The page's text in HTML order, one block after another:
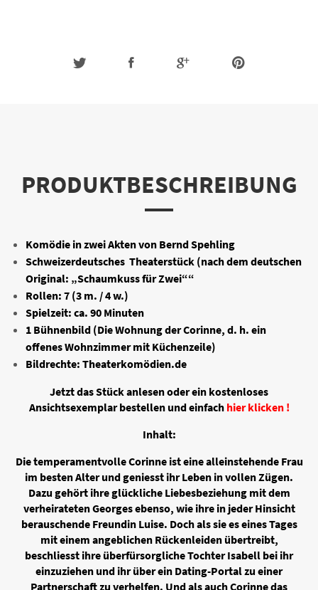
PRODUKTBESCHREIBUNG
Komödie in zwei Akten von Bernd Spehling
Schweizerdeutsches Theaterstück (nach dem deutschen
Original: „Schaumkuss für Zwei““
Rollen: 7 (3 m. / 4 w.)
Spielzeit: ca. 90 Minuten
1 Bühnenbild (Die Wohnung der Corinne, d. h. ein
offenes Wohnzimmer mit Küchenzeile)
Bildrechte: Theaterkomödien.de
Jetzt das Stück anlesen oder ein kostenloses
Ansichtsexemplar bestellen und einfach hier klicken !
Inhalt:
Die temperamentvolle Corinne ist eine alleinstehende Frau
im besten Alter und geniesst ihr Leben in vollen Zügen.
Dazu gehört ihre glückliche Liebesbeziehung mit dem
verheirateten Georges ebenso, wie ihre in jeder Hinsicht
berauschende Freundin Luise. Doch als sie es eines Tages
mit einem angeblichen Rückenleiden übertreibt,
beschliesst ihre überfürsorgliche Tochter Isabell bei ihr
einzuziehen und ihr über ein Dating-Portal zu einer
Partnerschaft zu verhelfen. Und als auch Corinne das